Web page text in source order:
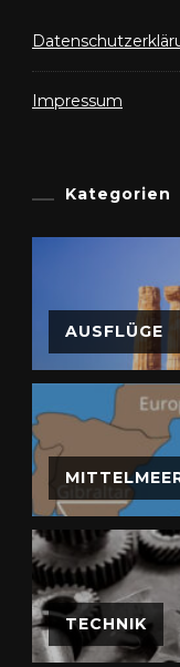
Impressum
Kategorien
AUSFLÜGE
TECHNIK